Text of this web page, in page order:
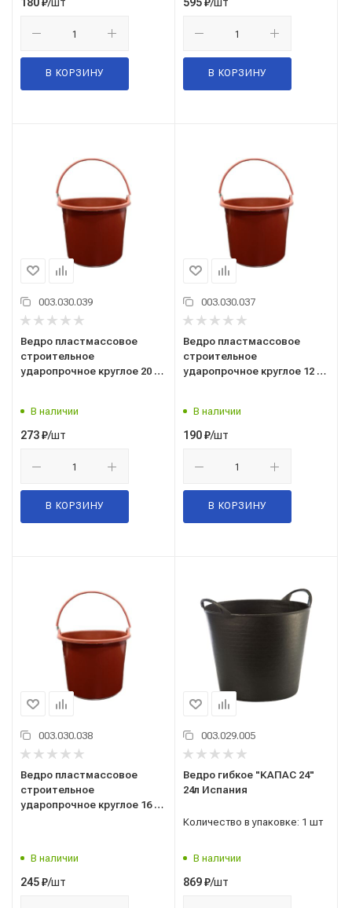
В КОРЗИНУ В КОРЗИНУ
003.030.039
Ведро пластмассовое
строительное
ударопрочное круглое 20 л
В наличии
273₽/шт
В КОРЗИНУ
003.030.037
Ведро пластмассовое
строительное
ударопрочное круглое 12 л
В наличии
190₽/шт
В КОРЗИНУ
003.030.038
Ведро пластмассовое
строительное
ударопрочное круглое 16 л
В наличии
245₽/шт
003.029.005
Ведро гибкое "КАПАС 24"
24л Испания
Количество в упаковке: 1 шт
В наличии
869₽/шт